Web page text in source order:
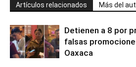
Artículos relacionados Más del
Detienen a 8 por
falsas
Oaxaca